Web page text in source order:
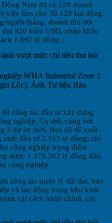
Nam đã có 138 doanh
việc làm cho 30.128 lao động,
người/tháng, doanh thu ước
920 triệu USD, nhập khẩu
1.897 tỷ đồng…
WHA Industrial Zone 1
Lộc). Ảnh Tư liệu Báo
công tác đầu tư xây dựng
nghiệp. Cụ thể, cùng với
3 dự án mới, Ban đã đề xuất
mức đầu tư 2.163 tỷ đồng; chỉ
công nghiệp trọng điểm
được 1.379,562 tỷ đồng đầu
công nghiệp.
công tác quản lý đất đai, bảo
và lao động trong khu kinh
cải cách hành chính, cải